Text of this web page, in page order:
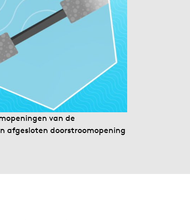
van de
afgesloten doorstroomopening